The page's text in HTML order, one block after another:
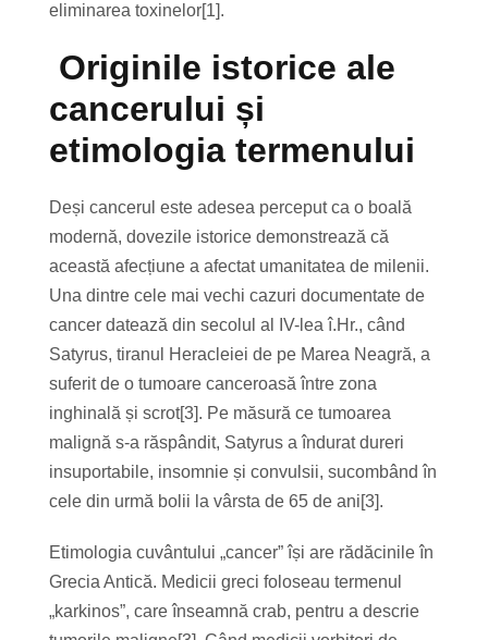
eliminarea toxinelor[1].
Originile istorice ale
cancerului și
etimologia termenului
Deși cancerul este adesea perceput ca o boală
modernă, dovezile istorice demonstrează că
această afecțiune a afectat umanitatea de milenii.
Una dintre cele mai vechi cazuri documentate de
cancer datează din secolul al IV-lea î.Hr., când
Satyrus, tiranul Heracleiei de pe Marea Neagră, a
suferit de o tumoare canceroasă între zona
inghinală și scrot[3]. Pe măsură ce tumoarea
malignă s-a răspândit, Satyrus a îndurat dureri
insuportabile, insomnie și convulsii, sucombând în
cele din urmă bolii la vârsta de 65 de ani[3].
Etimologia cuvântului „cancer” își are rădăcinile în
Grecia Antică. Medicii greci foloseau termenul
„karkinos”, care înseamnă crab, pentru a descrie